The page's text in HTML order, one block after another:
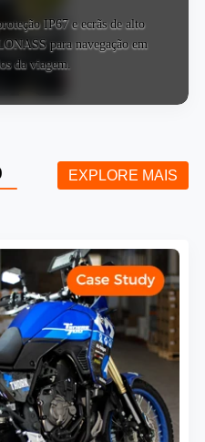
IP67 e ecrãs de alto
para navegação em
da viagem.
EXPLORE MAIS